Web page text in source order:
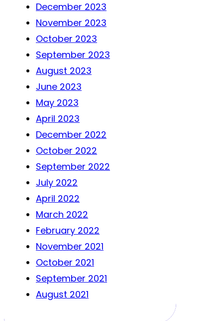
December 2023
November 2023
October 2023
September 2023
August 2023
June 2023
May 2023
April 2023
December 2022
October 2022
September 2022
July 2022
April 2022
March 2022
February 2022
November 2021
October 2021
September 2021
August 2021